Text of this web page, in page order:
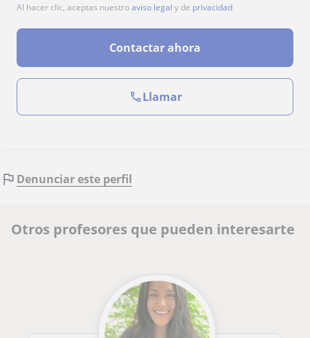
Al hacer clic, aceptas nuestroaviso legal y de privacidad
Contactar ahora
Llamar
Denunciar este perfil
Otros profesores que pueden interesarte